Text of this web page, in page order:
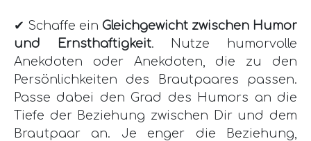
✔ Schaffe ein Gleichgewicht zwischen Humor
und Ernsthaftigkeit. Nutze humorvolle
Anekdoten oder Anekdoten, die zu den
Persönlichkeiten des Brautpaares passen.
Passe dabei den Grad des Humors an die
Tiefe der Beziehung zwischen Dir und dem
Brautpaar an. Je enger die Beziehung,